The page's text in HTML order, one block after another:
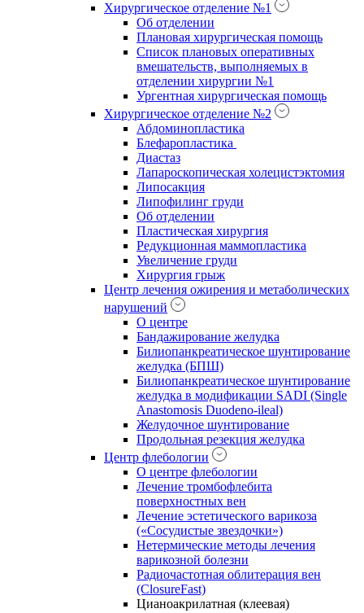
Хирургическое отделение №1
Об отделении
Плановая хирургическая помощь
Список плановых оперативных
вмешательств, выполняемых в
отделении хирургии №1
Ургентная хирургическая помощь
Хирургическое отделение №2
Абдоминопластика
Блефаропластика
Диастаз
Лапароскопическая холецистэктомия
Липосакция
Липофилинг груди
Об отделении
Пластическая хирургия
Редукционная маммопластика
Увеличение груди
Хирургия грыж
Центр лечения ожирения и метаболических
нарушений
О центре
Бандажирование желудка
Билиопанкреатическое шунтирование
желудка (БПШ)
Билиопанкреатическое шунтирование
желудка в модификации SADI (Single
Anastomosis Duodeno-ileal)
Желудочное шунтирование
Продольная резекция желудка
Центр флебологии
О центре флебологии
Лечение тромбофлебита
поверхностных вен
Лечение эстетического варикоза
(«Сосудистые звездочки»)
Нетермические методы лечения
варикозной болезни
Радиочастотная облитерация вен
(ClosureFast)
Цианоакрилатная (клеевая)